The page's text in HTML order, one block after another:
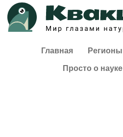
Главная Регионы
Просто о науке